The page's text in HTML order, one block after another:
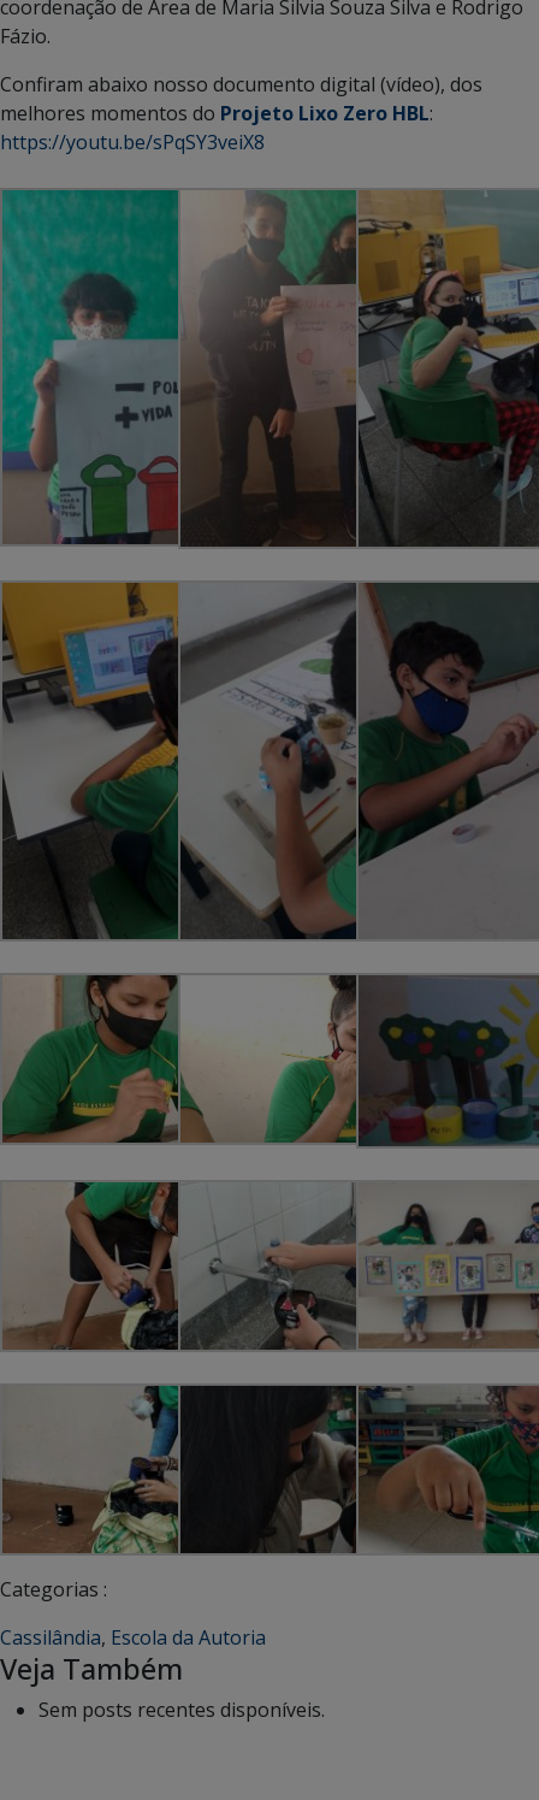
coordenação de Área de Maria Silvia Souza Silva e Rodrigo
Fázio.
Confiram abaixo nosso documento digital (vídeo), dos
melhores momentos do Projeto Lixo Zero HBL:
https://youtu.be/sPqSY3veiX8
Categorias :
Cassilândia, Escola da Autoria
Veja Também
Sem posts recentes disponíveis.